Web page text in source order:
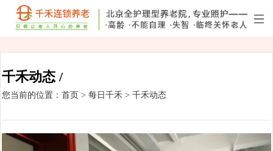
千禾动态 /
您当前的位置：首页 >每日千禾 >千禾动态